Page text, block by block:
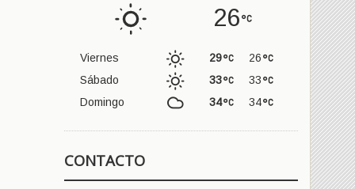
26
Viernes 26
29
Sábado
33
33
Domingo
34
34
CONTACTO